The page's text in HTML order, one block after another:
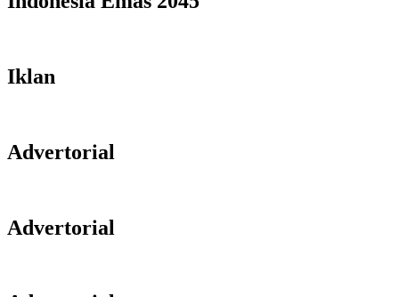
Iklan
Advertorial
Advertorial